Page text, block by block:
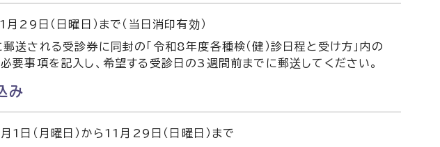
29日（日曜日）まで（当日消印有効）
送される受診券に同封の「令和8年度各種検（健）診日程と受け方」内の
必要事項を記入し、希望する受診日の3週間前までに郵送してください。
み
1日（月曜日）から11月29日（日曜日）まで